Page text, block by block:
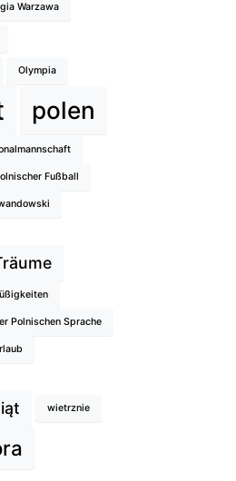
Warzawa
Olympia
polen
Fußball
Polnischen Sprache
wietrznie